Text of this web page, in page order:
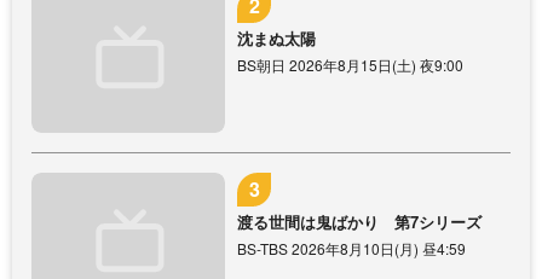
沈まぬ太陽
BS朝日 2026年8月15日(土) 夜9:00
渡る世間は鬼ばかり 第7シリーズ
BS-TBS 2026年8月10日(月) 昼4:59